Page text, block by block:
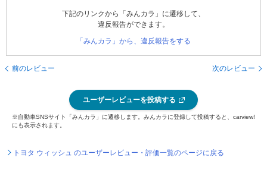
下記のリンクから「みんカラ」に遷移して、
違反報告ができます。
「みんカラ」から、違反報告をする
前のレビュー 次のレビュー
ユーザーレビューを投稿する
※自動車SNSサイト「みんカラ」に遷移します。みんカラに登録して投稿すると、carview!
にも表示されます。
トヨタ ウィッシュ のユーザーレビュー・評価一覧のページに戻る